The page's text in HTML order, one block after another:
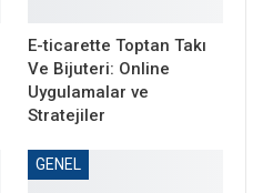
E-ticarette Toptan Takı
Ve Bijuteri: Online
Uygulamalar ve
Stratejiler
GENEL